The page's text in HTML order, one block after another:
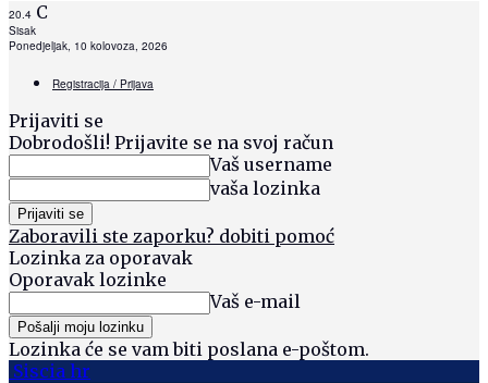
20.4 C
Sisak
Ponedjeljak, 10 kolovoza, 2026
Registracija / Prijava
Prijaviti se
Dobrodošli! Prijavite se na svoj račun
Vaš username
vaša lozinka
Zaboravili ste zaporku? dobiti pomoć
Lozinka za oporavak
Oporavak lozinke
Vaš e-mail
Lozinka će se vam biti poslana e-poštom.
Siscia hr